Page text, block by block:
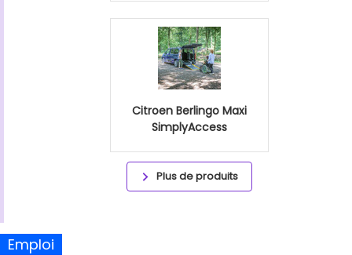
Citroen Berlingo Maxi
SimplyAccess
Plus de produits
Emploi